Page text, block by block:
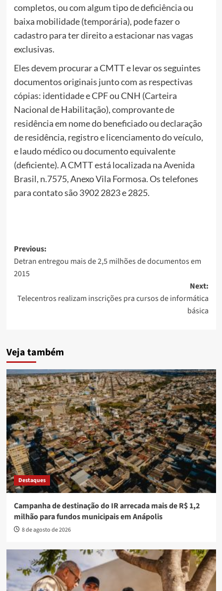
completos, ou com algum tipo de deficiência ou
baixa mobilidade (temporária), pode fazer o
cadastro para ter direito a estacionar nas vagas
exclusivas.
Eles devem procurar a CMTT e levar os seguintes
documentos originais junto com as respectivas
cópias: identidade e CPF ou CNH (Carteira
Nacional de Habilitação), comprovante de
residência em nome do beneficiado ou declaração
de residência, registro e licenciamento do veículo,
e laudo médico ou documento equivalente
(deficiente). A CMTT está localizada na Avenida
Brasil, n.7575, Anexo Vila Formosa. Os telefones
para contato são 3902 2823 e 2825.
Post
navigation
Previous:
Detran entregou mais de 2,5 milhões de documentos em
2015
Next:
Telecentros realizam inscrições pra cursos de informática
básica
Veja também
Destaques
Campanha de destinação do IR arrecada mais de R$ 1,2
milhão para fundos municipais em Anápolis
8 de agosto de 2026